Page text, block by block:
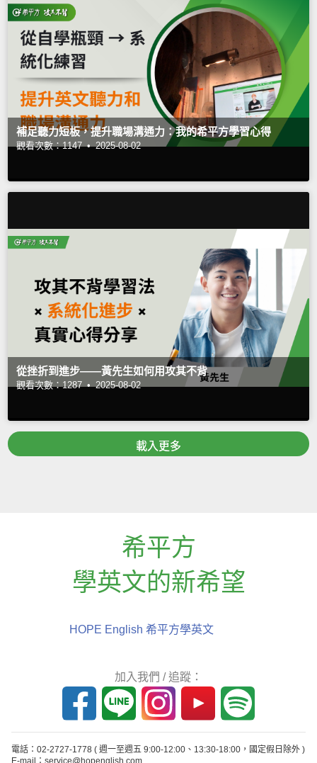
補足聽力短板，提升職場溝通力：我的希平方學習心得
觀看次數：1147 • 2025-08-02
從挫折到進步——黃先生如何用攻其不背
觀看次數：1287 • 2025-08-02
載入更多
希平方
學英文的新希望
HOPE English 希平方學英文
加入我們 / 追蹤：
電話：02-2727-1778 ( 週一至週五 9:00-12:00、13:30-18:00，國定假日除外 )
E-mail：service@hopenglish.com